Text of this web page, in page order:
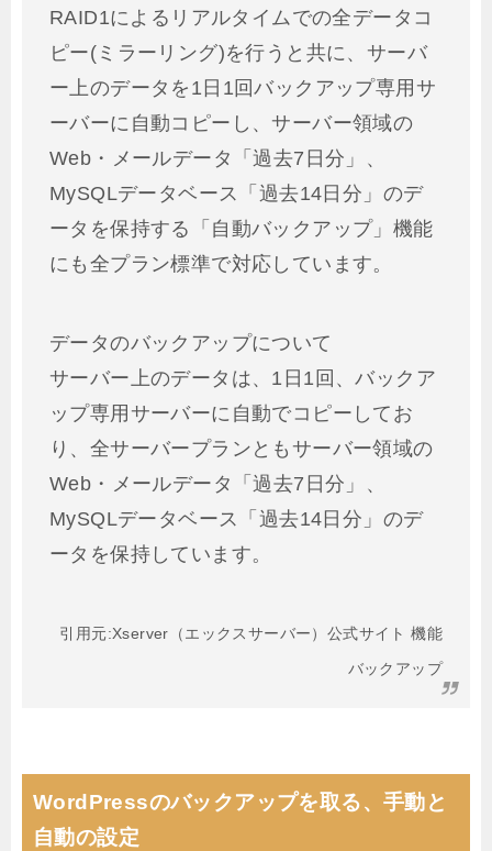
RAID1によるリアルタイムでの全データコ
ピー(ミラーリング)を行うと共に、サーバ
ー上のデータを1日1回バックアップ専用サ
ーバーに自動コピーし、サーバー領域の
Web・メールデータ「過去7日分」、
MySQLデータベース「過去14日分」のデ
ータを保持する「自動バックアップ」機能
にも全プラン標準で対応しています。
データのバックアップについて
サーバー上のデータは、1日1回、バックア
ップ専用サーバーに自動でコピーしてお
り、全サーバープランともサーバー領域の
Web・メールデータ「過去7日分」、
MySQLデータベース「過去14日分」のデ
ータを保持しています。
引用元:Xserver（エックスサーバー）公式サイト 機能
バックアップ
WordPressのバックアップを取る、手動と
自動の設定